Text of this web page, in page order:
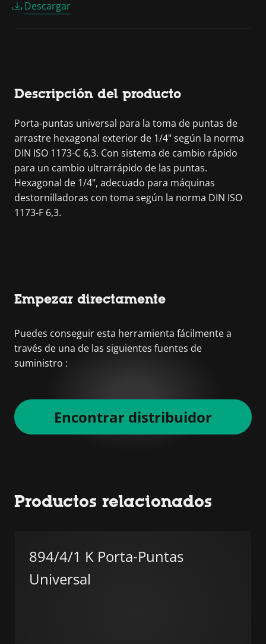
Descargar
Descripción del producto
Porta-puntas universal para la toma de puntas de
arrastre hexagonal exterior de 1/4" según la norma
DIN ISO 1173-C 6,3. Con sistema de cambio rápido
para un cambio ultrarrápido de las puntas.
Hexagonal de 1/4", adecuado para máquinas
destornilladoras con toma según la norma DIN ISO
1173-F 6,3.
Empezar directamente
Puedes conseguir esta herramienta fácilmente a
través de una de las siguientes fuentes de
suministro :
Encontrar distribuidor
Productos relacionados
894/4/1 K Porta-Puntas
Universal